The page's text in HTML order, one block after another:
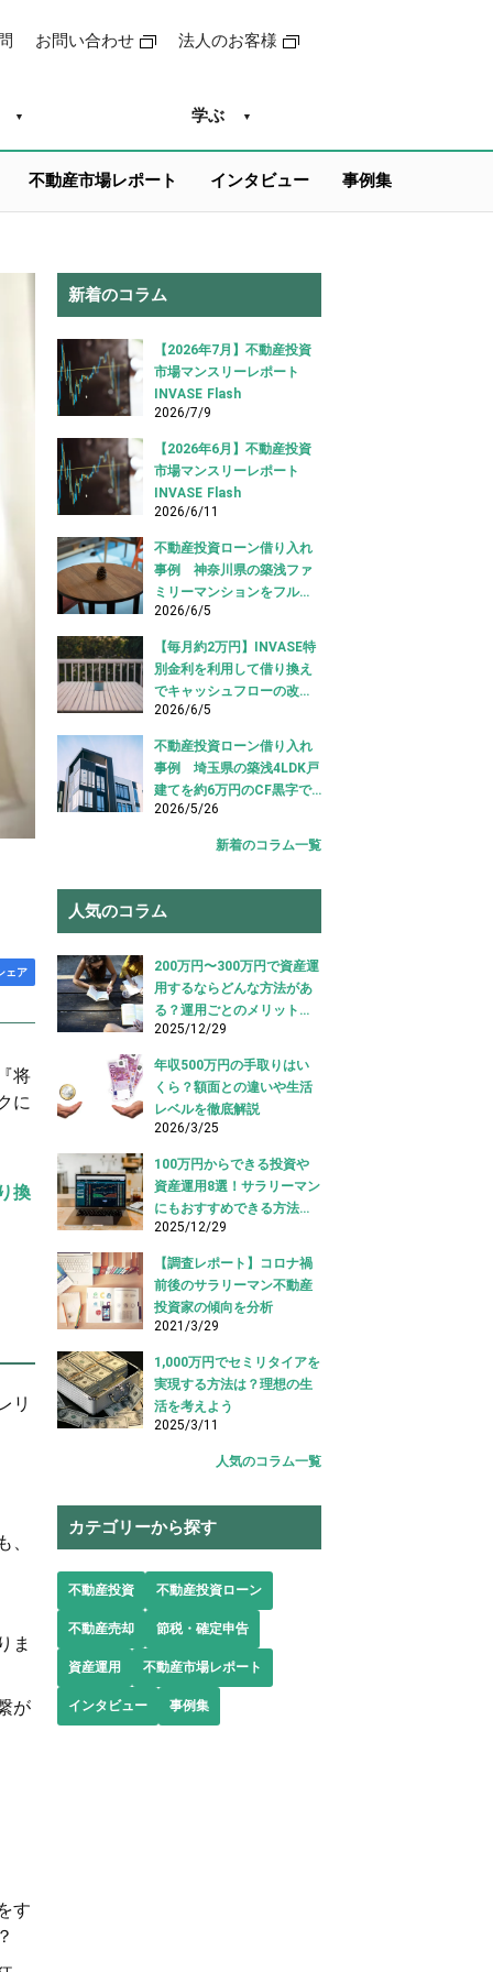
お問い合わせ 法人のお客様
学ぶ
不動産市場レポート インタビュー 事例集
ェア
将
に
換
リ
ま
が
す
新着のコラム
【2026年7月】不動産投資
市場マンスリーレポート
INVASE Flash
2026/7/9
【2026年6月】不動産投資
市場マンスリーレポート
INVASE Flash
2026/6/11
不動産投資ローン借り入れ
事例 神奈川県の築浅ファ
ミリーマンションをフルロ
ーンで借り入れ成功【不動
産投資ローン借り入れ事
例】
2026/6/5
【毎月約2万円】INVASE特
別金利を利用して借り換え
でキャッシュフローの改善
に成功！｜東京都江東区
【不動産投資ローン 借り換
え事例】
2026/6/5
不動産投資ローン借り入れ
事例 埼玉県の築浅4LDK戸
建てを約6万円のCF黒字で
借り入れ成功【不動産投資
ローン 借り入れ事例】
2026/5/26
新着のコラム一覧
人気のコラム
200万円〜300万円で資産運
用するならどんな方法があ
る？運用ごとのメリット・
デメリットも解説
2025/12/29
年収500万円の手取りはい
くら？額面との違いや生活
レベルを徹底解説
2026/3/25
100万円からできる投資や
資産運用8選！サラリーマン
にもおすすめできる方法と
は？
2025/12/29
【調査レポート】コロナ禍
前後のサラリーマン不動産
投資家の傾向を分析
2021/3/29
1,000万円でセミリタイアを
実現する方法は？理想の生
活を考えよう
2025/3/11
人気のコラム一覧
カテゴリーから探す
不動産投資 不動産投資ローン
不動産売却 節税・確定申告
資産運用 不動産市場レポート
インタビュー 事例集